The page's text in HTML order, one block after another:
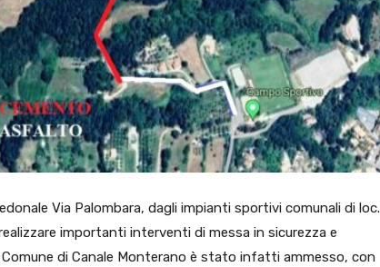
Via Palombara, dagli impianti sportivi comunali di loc.
importanti interventi di messa in sicurezza e
di Canale Monterano è stato infatti ammesso, con